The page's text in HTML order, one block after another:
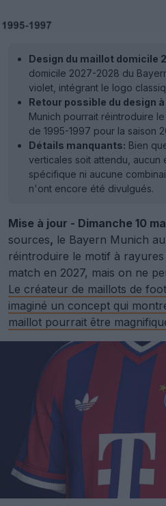
Design du maillot domicile
domicile 2027-2028 du
violet, intégrant le logo
Retour possible du design
Munich pourrait réintroduire
de 1995-1997 pour la saison
Détails manquants: Bien
verticales soit attendu, aucun
spécifique ni aucune
n'ont encore été divulgués.
Mise à jour - Dimanche 10
sources, le Bayern Munich
réintroduire le motif à
match en 2027, mais on ne
Le créateur de maillots de
imaginé un concept qui
maillot pourrait être